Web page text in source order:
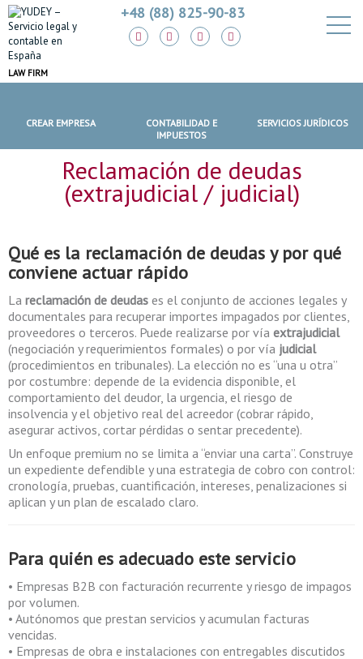
LAW FIRM
+48 (88) 825-90-83
CREAR EMPRESA
CONTABILIDAD E
IMPUESTOS
SERVICIOS JURÍDICOS
Reclamación de deudas
(extrajudicial / judicial)
Qué es la reclamación de deudas y por qué
conviene actuar rápido
La reclamación de deudas es el conjunto de acciones legales y
documentales para recuperar importes impagados por clientes,
proveedores o terceros. Puede realizarse por vía extrajudicial
(negociación y requerimientos formales) o por vía judicial
(procedimientos en tribunales). La elección no es “una u otra”
por costumbre: depende de la evidencia disponible, el
comportamiento del deudor, la urgencia, el riesgo de
insolvencia y el objetivo real del acreedor (cobrar rápido,
asegurar activos, cortar pérdidas o sentar precedente).
Un enfoque premium no se limita a “enviar una carta”. Construye
un expediente defendible y una estrategia de cobro con control:
cronología, pruebas, cuantificación, intereses, penalizaciones si
aplican y un plan de escalado claro.
Para quién es adecuado este servicio
• Empresas B2B con facturación recurrente y riesgo de impagos
por volumen.
• Autónomos que prestan servicios y acumulan facturas
vencidas.
• Empresas de obra e instalaciones con entregables discutidos